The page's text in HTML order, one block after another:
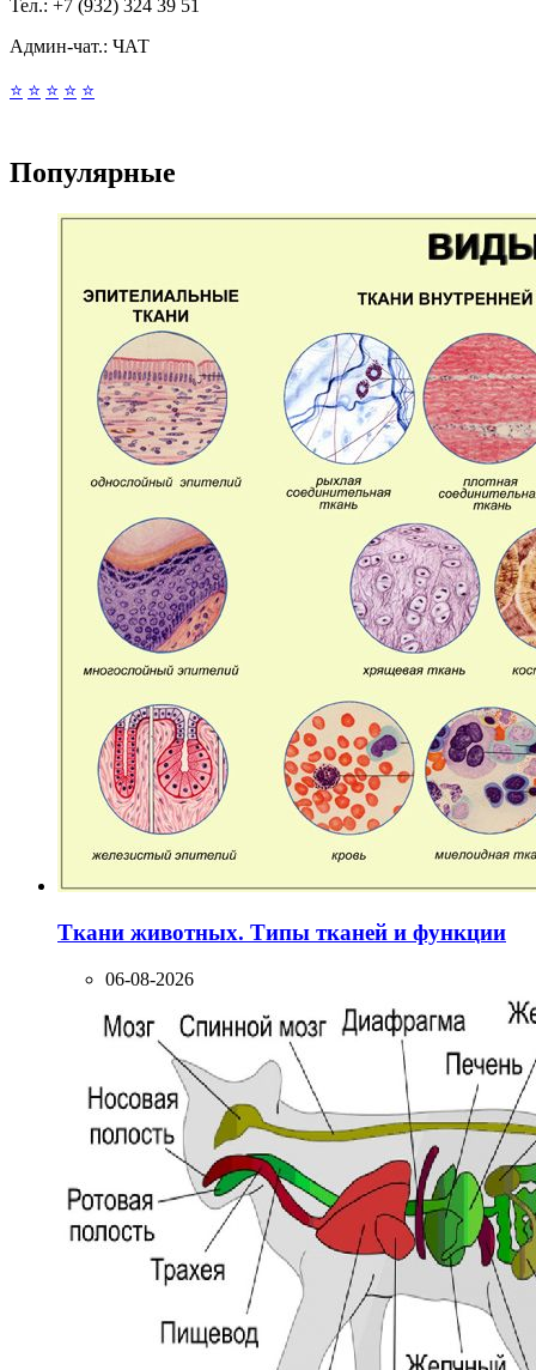
Тел.: +7 (932) 324 39 51
Админ-чат.: ЧАТ
⭐ ⭐ ⭐ ⭐ ⭐
Популярные
Ткани животных. Типы тканей и функции
06-08-2026